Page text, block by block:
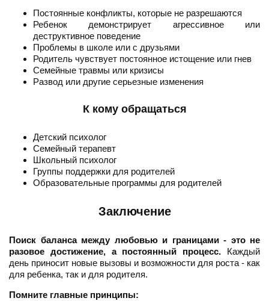
Постоянные конфликты, которые не разрешаются
Ребенок демонстрирует агрессивное или
деструктивное поведение
Проблемы в школе или с друзьями
Родитель чувствует постоянное истощение или гнев
Семейные травмы или кризисы
Развод или другие серьезные изменения
К кому обращаться
Детский психолог
Семейный терапевт
Школьный психолог
Группы поддержки для родителей
Образовательные программы для родителей
Заключение
Поиск баланса между любовью и границами - это не
разовое достижение, а постоянный процесс. Каждый
день приносит новые вызовы и возможности для роста - как
для ребенка, так и для родителя.
Помните главные принципы: